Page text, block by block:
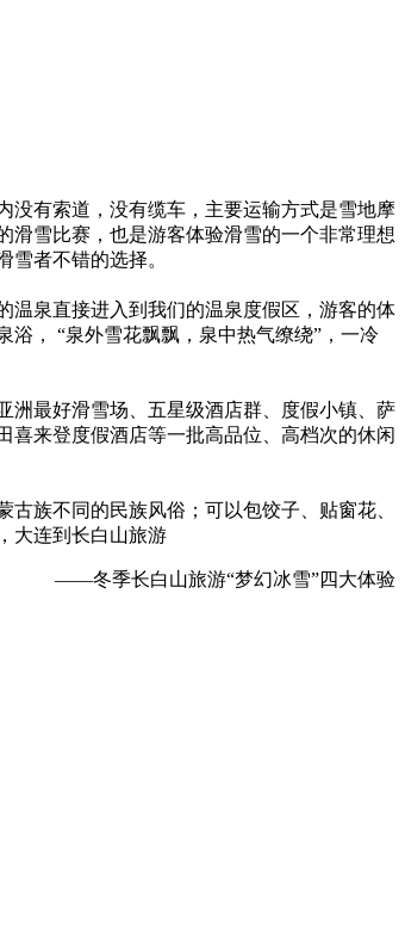
没有索道，没有缆车，主要运输方式是雪地摩
滑雪比赛，也是游客体验滑雪的一个非常理想
者不错的选择。
泉直接进入到我们的温泉度假区，游客的体
， “泉外雪花飘飘，泉中热气缭绕”，一冷
最好滑雪场、五星级酒店群、度假小镇、萨
喜来登度假酒店等一批高品位、高档次的休闲
族不同的民族风俗；可以包饺子、贴窗花、
大连到长白山旅游
——冬季长白山旅游“梦幻冰雪”四大体验